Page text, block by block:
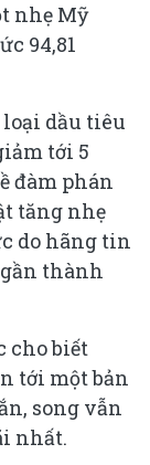
nhẹ Mỹ
94,81
dầu tiêu
tới 5
đàm phán
tăng nhẹ
do hãng tin
gần thành
cho biết
tới một bản
song vẫn
nhất.